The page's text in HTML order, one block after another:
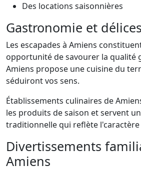
Des locations saisonnières
Gastronomie et
Les escapades à Amiens
opportunité de savourer la qualité
Amiens propose une cuisine du
séduiront vos sens.
Établissements culinaires de
les produits de saison et servent
traditionnelle qui reflète l'caractère
Divertissements
Amiens